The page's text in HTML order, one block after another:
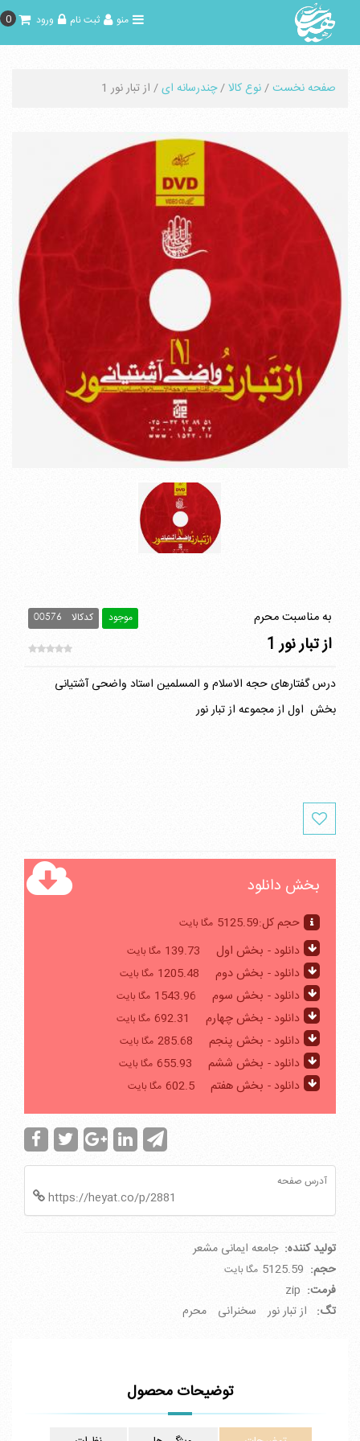
0 ورود ثبت نام منو
صفحه نخست/نوع کالا/چندرسانه ای/ از تبار نور 1
به مناسبت محرم
از تبار نور 1
موجود کدکالا 00576
درس گفتارهای حجه الاسلام و المسلمین استاد واضحی آشتیانی
بخش اول از مجموعه از تبار نور
بخش دانلود
حجم کل:5125.59 مگا بایت
دانلود - بخش اول 139.73 مگا بایت
دانلود - بخش دوم 1205.48 مگا بایت
دانلود - بخش سوم 1543.96 مگا بایت
دانلود - بخش چهارم 692.31 مگا بایت
دانلود - بخش پنجم 285.68 مگا بایت
دانلود - بخش ششم 655.93 مگا بایت
دانلود - بخش هفتم 602.5 مگا بایت
آدرس صفحه
https://heyat.co/p/2881
تولید کننده: جامعه ایمانی مشعر
حجم: 5125.59 مگا بایت
فرمت: zip
تگ: از تبار نور سخنرانی محرم
توضیحات محصول